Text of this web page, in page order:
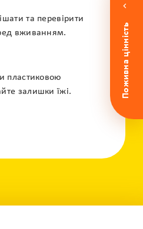
По телефону
педіатра
та перевірити
вживанням.
пластиковою
залишки їжі.
Поживна цінність